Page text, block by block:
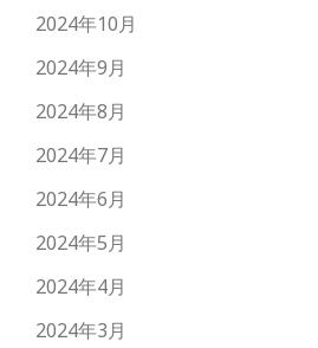
2024年10月
2024年9月
2024年8月
2024年7月
2024年6月
2024年5月
2024年4月
2024年3月